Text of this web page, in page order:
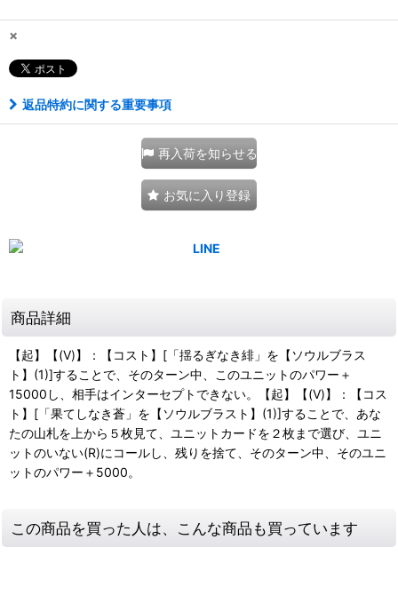
×
返品特約に関する重要事項
再入荷を知らせる
お気に入り登録
商品詳細
【起】【(V)】：【コスト】[「揺るぎなき緋」を【ソウルブラス
ト】(1)]することで、そのターン中、このユニットのパワー＋
15000し、相手はインターセプトできない。【起】【(V)】：【コス
ト】[「果てしなき蒼」を【ソウルブラスト】(1)]することで、あな
たの山札を上から５枚見て、ユニットカードを２枚まで選び、ユニ
ットのいない(R)にコールし、残りを捨て、そのターン中、そのユニ
ットのパワー＋5000。
この商品を買った人は、こんな商品も買っています